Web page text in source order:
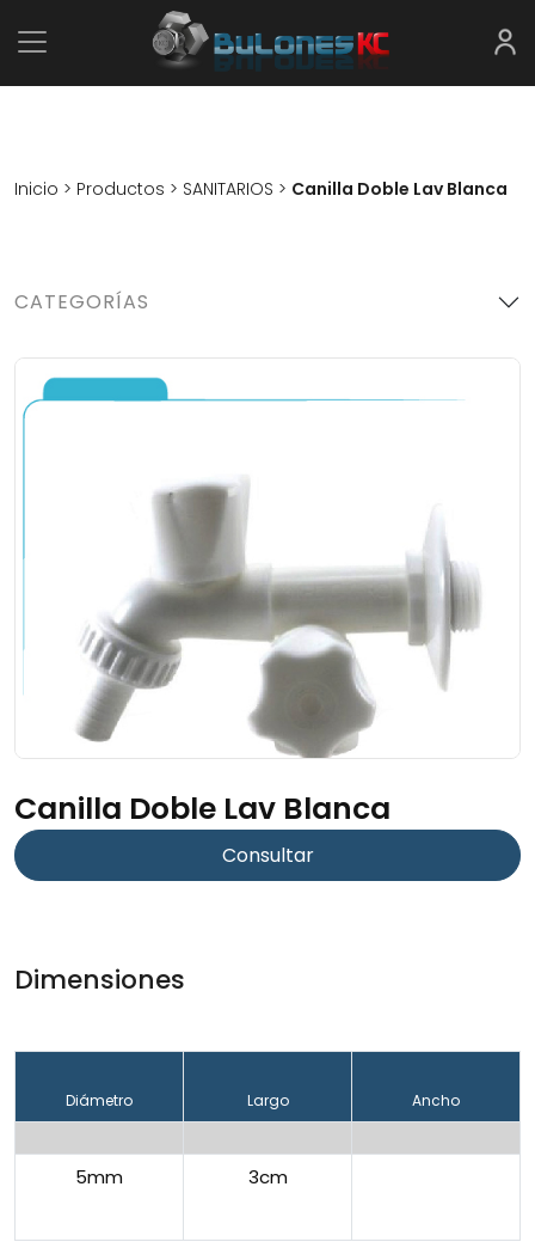
Inicio > Productos > SANITARIOS > Canilla Doble Lav Blanca
CATEGORÍAS
Canilla Doble Lav Blanca
Consultar
Dimensiones
Diámetro Largo Ancho
5mm 3cm